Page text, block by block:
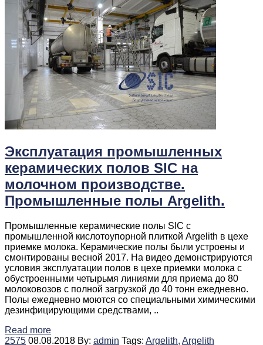
Эксплуатация промышленных
керамических полов SIC на
молочном производстве.
Промышленные полы Argelith.
Промышленные керамические полы SIC c
промышленной кислотоупорной плиткой Argelith в цехе
приемке молока. Керамические полы были устроены и
смонтированы весной 2017. На видео демонстрируются
условия эксплуатации полов в цехе приемки молока с
обустроенными четырьмя линиями для приема до 80
молоковозов с полной загрузкой до 40 тонн ежедневно.
Полы ежедневно моются со специальными химическими
дезинфицирующими средствами, ..
Read more
2575 08.08.2018 By: admin Tags: Argelith, Argelith